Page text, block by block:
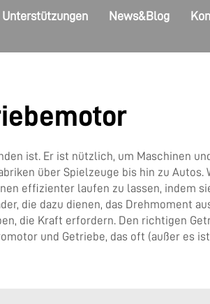
Unterstützungen News&Blog
ist. Er ist nützlich, um Maschinen
über Spielzeuge bis hin zu
effizienter laufen zu lassen, indem
die dazu dienen, das Drehmoment
die Kraft erfordern. Den richtigen
und Getriebe, das oft (außer es